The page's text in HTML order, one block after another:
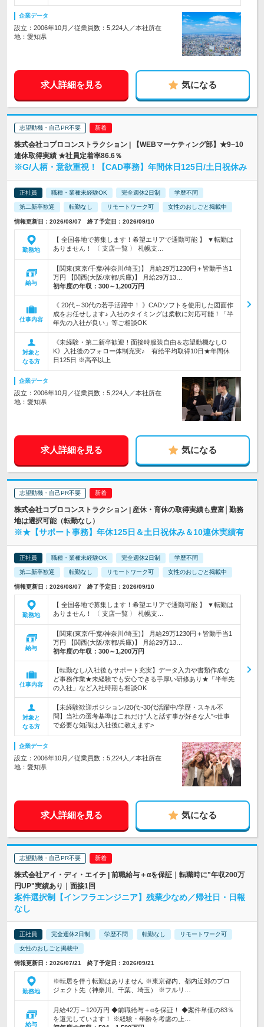
企業データ
設立：2006年10月／従業員数：5,224人／本社所在
地：愛知県
求人詳細を見る 気になる
志望動機・自己PR不要
株式会社コプロコンストラクション | 【WEBマーケティング部】★9~10
連休取得実績 ★社員定着率86.6％
※G/人柄・意欲重視！【CAD事務】年間休日125日/土日祝休み
正社員 職種・業種未経験OK 完全週休2日制 学歴不問
第二新卒歓迎 転勤なし リモートワーク可 女性のおしごと掲載中
情報更新日：2026/08/07 終了予定日：2026/09/10
勤務地
【 全国各地で募集します！希望エリアで通勤可能 】 ▼転勤は
ありません！ 〈 支店一覧 〉 札幌支…
給与
【関東(東京/千葉/神奈川/埼玉)】 月給29万1230円＋皆勤手当1
万円 【関西(大阪/京都/兵庫)】 月給29万13…
初年度の年収： 300～1,200万円
仕事内容
《 20代～30代の若手活躍中！ 》CADソフトを使用した図面作
成をお任せします♪ 入社のタイミングは柔軟に対応可能！「半
年先の入社が良い」等ご相談OK
対象と
なる方
《未経験・第二新卒歓迎！面接時服装自由＆志望動機なしO
K》入社後のフォロー体制充実♪ 有給平均取得10日★年間休
日125日 ※高卒以上
企業データ
設立：2006年10月／従業員数：5,224人／本社所在
地：愛知県
求人詳細を見る 気になる
志望動機・自己PR不要
株式会社コプロコンストラクション | 産休・育休の取得実績も豊富│勤務
地は選択可能（転勤なし）
※★【サポート事務】年休125日＆土日祝休み＆10連休実績有
正社員 職種・業種未経験OK 完全週休2日制 学歴不問
第二新卒歓迎 転勤なし リモートワーク可 女性のおしごと掲載中
情報更新日：2026/08/07 終了予定日：2026/09/10
勤務地
【 全国各地で募集します！希望エリアで通勤可能 】 ▼転勤は
ありません！ 〈 支店一覧 〉 札幌支…
給与
【関東(東京/千葉/神奈川/埼玉)】 月給29万1230円＋皆勤手当1
万円 【関西(大阪/京都/兵庫)】 月給29万13…
初年度の年収： 300～1,200万円
仕事内容
【転勤なし/入社後もサポート充実】データ入力や書類作成な
ど事務作業★未経験でも安心できる手厚い研修あり★「半年先
の入社」など入社時期も相談OK
対象と
なる方
【未経験歓迎ポジション/20代~30代活躍中/学歴・スキル不
問】当社の選考基準はこれだけ"人と話す事が好きな人"<仕事
で必要な知識は入社後に教えます>
企業データ
設立：2006年10月／従業員数：5,224人／本社所在
地：愛知県
求人詳細を見る 気になる
志望動機・自己PR不要
株式会社アイ・ディ・エイチ | 前職給与＋αを保証｜転職時に"年収200万
円UP"実績あり｜面接1回
案件選択制【インフラエンジニア】残業少なめ／帰社日・日報
なし
正社員 完全週休2日制 学歴不問 転勤なし リモートワーク可
女性のおしごと掲載中
情報更新日：2026/07/21 終了予定日：2026/09/21
勤務地
※転居を伴う転勤はありません ※東京都内、都内近郊のプロ
ジェクト先（神奈川、千葉、埼玉） ※フルリ…
給与
月給42万～120万円 ◆前職給与＋αを保証！ ◆案件単価の83％
を還元しています！ ※経験・年齢を考慮の上…